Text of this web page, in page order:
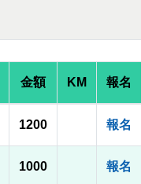
金額 KM 報名
1200 報名
1000 報名